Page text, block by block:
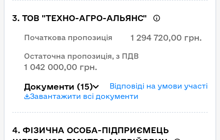
3. ТОВ "ТЕХНО-АГРО-АЛЬЯНС"
Початкова пропозиція 1 294 720,00 грн.
Остаточна пропозиція, з ПДВ
1 042 000,00 грн.
Документи (15)
Відповіді на умови участі
Завантажити всі документи
4. ФІЗИЧНА ОСОБА-ПІДПРИЄМЕЦЬ